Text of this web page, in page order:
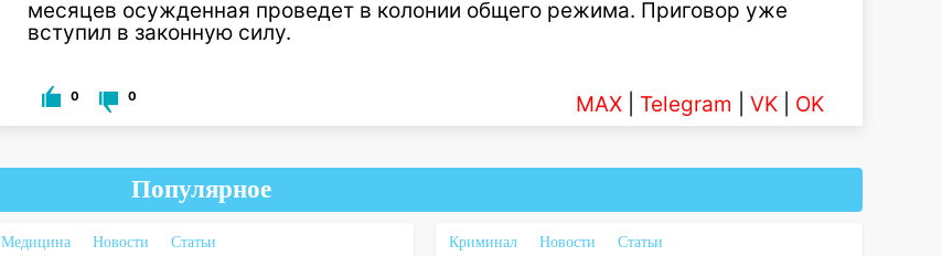
месяцев осужденная проведет в колонии общего режима. Приговор уже
вступил в законную силу.
0 0 MAX Telegram VK OK
Популярное
Медицина Новости Статьи Криминал Новости
Статьи